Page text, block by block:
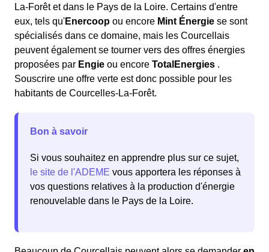
La-Forêt et dans le Pays de la Loire. Certains d'entre
eux, tels qu'Enercoop ou encore Mint Énergie se sont
spécialisés dans ce domaine, mais les Courcellais
peuvent également se tourner vers des offres énergies
proposées par Engie ou encore TotalEnergies .
Souscrire une offre verte est donc possible pour les
habitants de Courcelles-La-Forêt.
Bon à savoir
Si vous souhaitez en apprendre plus sur ce sujet,
le site de l'ADEME vous apportera les réponses à
vos questions relatives à la production d'énergie
renouvelable dans le Pays de la Loire.